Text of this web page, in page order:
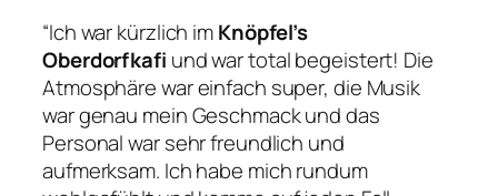
“Ich war kürzlich imKnöpfel’s
Oberdorfkafi und war total begeistert! Die
Atmosphäre war einfach super, die Musik
war genau mein Geschmack und das
Personal war sehr freundlich und
aufmerksam. Ich habe mich rundum